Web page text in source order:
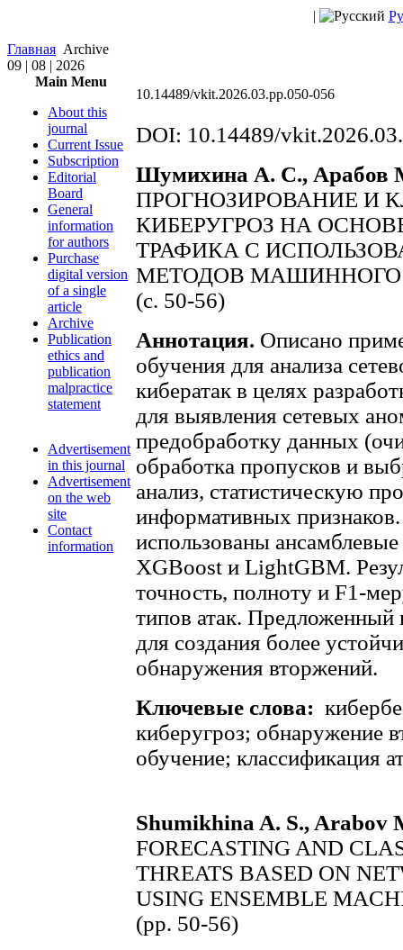
|
Главная Archive
09 | 08 | 2026
Main Menu
About this
journal
Current Issue
Subscription
Editorial
Board
General
information
for authors
Purchase
digital version
of a single
article
Archive
Publication
ethics and
publication
malpractice
statement
Advertisement
in this journal
Advertisement
on the web
site
Contact
information
10.14489/vkit.2026.03.pp.050-056
DOI: 10.14489/
Шумихина А. С., Арабов
ПРОГНОЗИРОВАНИЕ И
КИБЕРУГРОЗ НА
ТРАФИКА С
МЕТОДОВ МАШИННОГО
(c. 50-56)
Аннотация. Описано
обучения для анализа
кибератак в целях
для выявления сетевых
предобработку данных
обработка пропусков и
анализ, статистическую
информативных
использованы
XGBoost и LightGBM.
точность, полноту и F1-
типов атак. Предложенный
для создания более
обнаружения вторжений.
Ключевые слова:
киберугроз; обнаружение
обучение; классификация
Shumikhina A. S., Arabov
FORECASTING AND
THREATS BASED ON
USING ENSEMBLE
(pp. 50-56)